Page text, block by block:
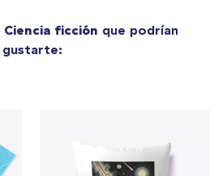
Ciencia ficción que podrían
gustarte: